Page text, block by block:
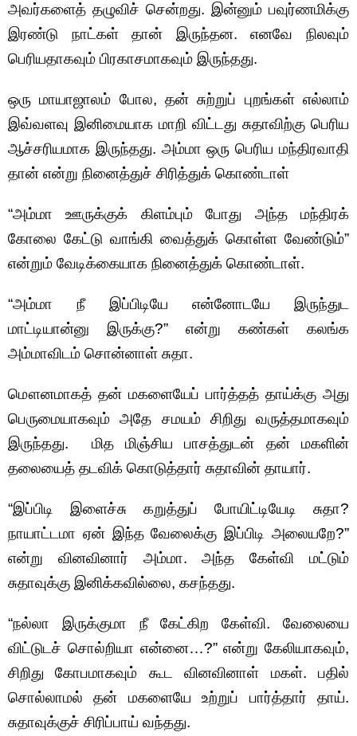
அவர்களைத் தழுவிச் சென்றது. இன்னும் பவுர்ணமிக்கு
இரண்டு நாட்கள் தான் இருந்தன. எனவே நிலவும்
பெரியதாகவும் பிரகாசமாகவும் இருந்தது.
ஒரு மாயாஜாலம் போல, தன் சுற்றுப் புறங்கள் எல்லாம்
இவ்வளவு இனிமையாக மாறி விட்டது சுதாவிற்கு பெரிய
ஆச்சரியமாக இருந்தது. அம்மா ஒரு பெரிய மந்திரவாதி
தான் என்று நினைத்துச் சிரித்துக் கொண்டாள்
“அம்மா ஊருக்குக் கிளம்பும் போது அந்த மந்திரக்
கோலை கேட்டு வாங்கி வைத்துக் கொள்ள வேண்டும்”
என்றும் வேடிக்கையாக நினைத்துக் கொண்டாள்.
“அம்மா நீ இப்பிடியே என்னோடயே இருந்துட
மாட்டியான்னு இருக்கு?” என்று கண்கள் கலங்க
அம்மாவிடம் சொன்னாள் சுதா.
மௌனமாகத் தன் மகளையேப் பார்த்தத் தாய்க்கு அது
பெருமையாகவும் அதே சமயம் சிறிது வருத்தமாகவும்
இருந்தது. மித மிஞ்சிய பாசத்துடன் தன் மகளின்
தலையைத் தடவிக் கொடுத்தார் சுதாவின் தாயார்.
“இப்பிடி இளைச்சு கறுத்துப் போயிட்டியேடி சுதா?
நாயாட்டமா ஏன் இந்த வேலைக்கு இப்பிடி அலையறே?”
என்று வினவினார் அம்மா. அந்த கேள்வி மட்டும்
சுதாவுக்கு இனிக்கவில்லை, கசந்தது.
“நல்லா இருக்குமா நீ கேட்கிற கேள்வி. வேலையை
விட்டுடச் சொல்றியா என்னை…?” என்று கேலியாகவும்,
சிறிது கோபமாகவும் கூட வினவினாள் மகள். பதில்
சொல்லாமல் தன் மகளையே உற்றுப் பார்த்தார் தாய்.
சுதாவுக்குச் சிரிப்பாய் வந்தது.